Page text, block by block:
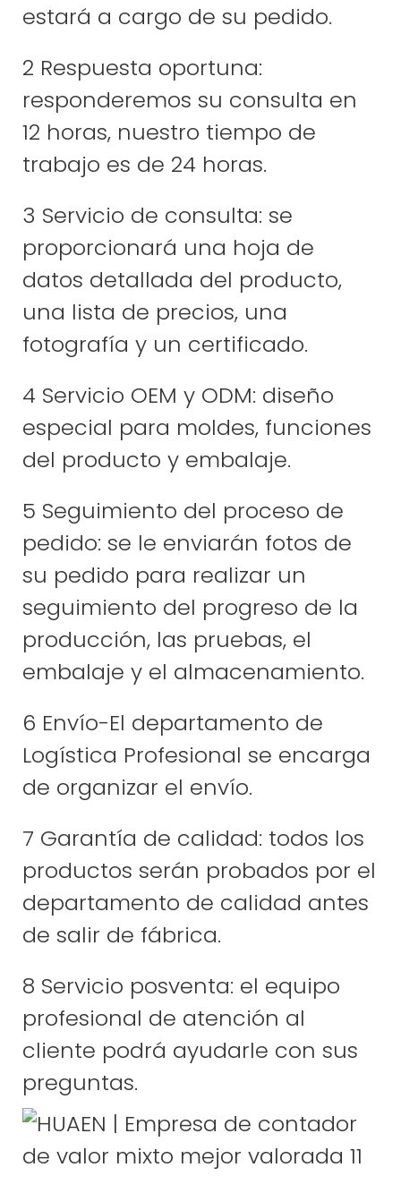
estará a cargo de su pedido.
2 Respuesta oportuna:
responderemos su consulta en
12 horas, nuestro tiempo de
trabajo es de 24 horas.
3 Servicio de consulta: se
proporcionará una hoja de
datos detallada del producto,
una lista de precios, una
fotografía y un certificado.
4 Servicio OEM y ODM: diseño
especial para moldes, funciones
del producto y embalaje.
5 Seguimiento del proceso de
pedido: se le enviarán fotos de
su pedido para realizar un
seguimiento del progreso de la
producción, las pruebas, el
embalaje y el almacenamiento.
6 Envío-El departamento de
Logística Profesional se encarga
de organizar el envío.
7 Garantía de calidad: todos los
productos serán probados por el
departamento de calidad antes
de salir de fábrica.
8 Servicio posventa: el equipo
profesional de atención al
cliente podrá ayudarle con sus
preguntas.